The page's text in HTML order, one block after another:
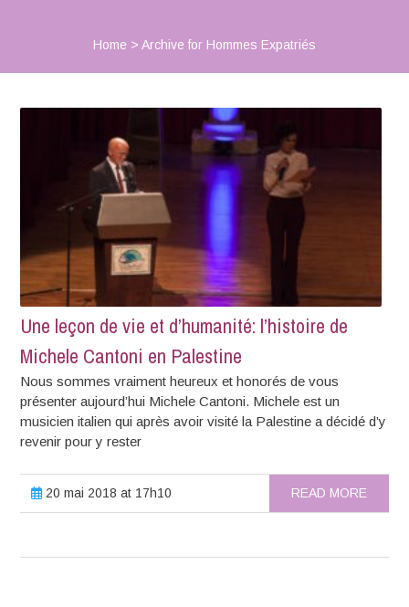
Home > Archive for Hommes Expatriés
Une leçon de vie et d’humanité: l’histoire de
Michele Cantoni en Palestine
Nous sommes vraiment heureux et honorés de vous
présenter aujourd’hui Michele Cantoni. Michele est un
musicien italien qui après avoir visité la Palestine a décidé d’y
revenir pour y rester
20 mai 2018 at 17h10 READ MORE